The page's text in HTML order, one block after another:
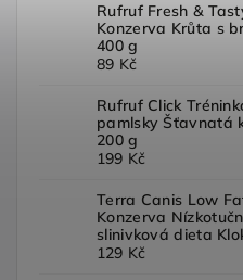
Rufruf Fresh &
Konzerva Krůta s
400 g
89 Kč
Rufruf Click
pamlsky Šťavnatá
200 g
199 Kč
Terra Canis Low
Konzerva
slinivková dieta
129 Kč